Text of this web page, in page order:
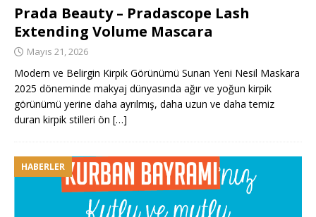
Prada Beauty – Pradascope Lash
Extending Volume Mascara
Mayıs 21, 2026
Modern ve Belirgin Kirpik Görünümü Sunan Yeni Nesil Maskara
2025 döneminde makyaj dünyasında ağır ve yoğun kirpik
görünümü yerine daha ayrılmış, daha uzun ve daha temiz
duran kirpik stilleri ön […]
HABERLER